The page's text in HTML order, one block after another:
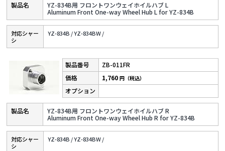
YZ-834B用 フロントワンウェイホイルハブ L
Aluminum Front One-way Wheel Hub L for YZ-834B
対応シャー
シ
YZ-834B /YZ-834BW /
ZB-011FR
YZ-834B用 フロントワンウェイホイルハブ R
Aluminum Front One-way Wheel Hub R for YZ-834B
1,760円（税込）
対応シャー
シ
YZ-834B /YZ-834BW /